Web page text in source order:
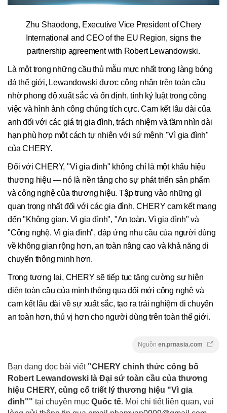
Zhu Shaodong, Executive Vice President of Chery
International and CEO of the EU Region, signs the
partnership agreement with Robert Lewandowski.
Là một trong những cầu thủ mẫu mực nhất trong làng bóng
đá thế giới, Lewandowski được công nhận trên toàn cầu
nhờ phong độ xuất sắc và ổn định, tính kỷ luật trong công
việc và hình ảnh công chúng tích cực. Cam kết lâu dài của
anh đối với các giá trị gia đình, trách nhiệm và tầm nhìn dài
hạn phù hợp một cách tự nhiên với sứ mệnh "Vì gia đình"
của CHERY.
Đối với CHERY, "Vì gia đình" không chỉ là một khẩu hiệu
thương hiệu — nó là nền tảng cho sự phát triển sản phẩm
và công nghệ của thương hiệu. Tập trung vào những gì
quan trọng nhất đối với các gia đình, CHERY cam kết mang
đến "Không gian. Vì gia đình", "An toàn. Vì gia đình" và
"Công nghệ. Vì gia đình", đáp ứng nhu cầu của người dùng
về không gian rộng hơn, an toàn nâng cao và khả năng di
chuyển thông minh hơn.
Trong tương lai, CHERY sẽ tiếp tục tăng cường sự hiện
diện toàn cầu của mình thông qua đổi mới công nghệ và
cam kết lâu dài về sự xuất sắc, tạo ra trải nghiệm di chuyển
an toàn hơn, thú vị hơn cho người dùng trên toàn thế giới.
Nguồn en.prnasia.com
Bạn đang đọc bài viết "CHERY chính thức công bố
Robert Lewandowski là Đại sứ toàn cầu của thương
hiệu CHERY, củng cố triết lý thương hiệu "Vì gia
đình"" tại chuyên mục Quốc tế. Mọi chi tiết liên quan, vui